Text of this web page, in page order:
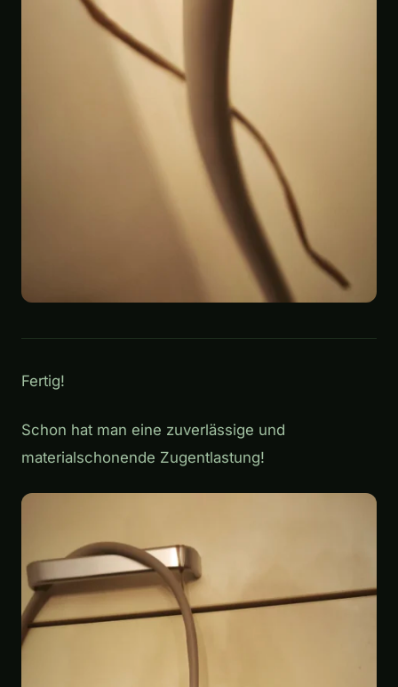
Fertig!
Schon hat man eine zuverlässige und
materialschonende Zugentlastung!